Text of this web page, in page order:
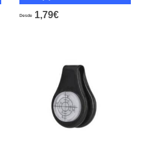
Desde 1,79€